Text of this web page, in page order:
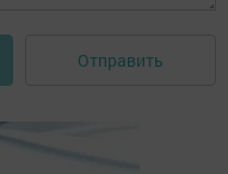
Отправить